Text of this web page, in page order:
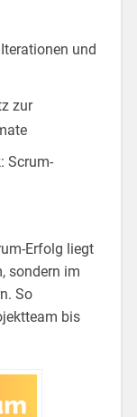
und
zur
Scrum-
Erfolg liegt
sondern im
So
bis